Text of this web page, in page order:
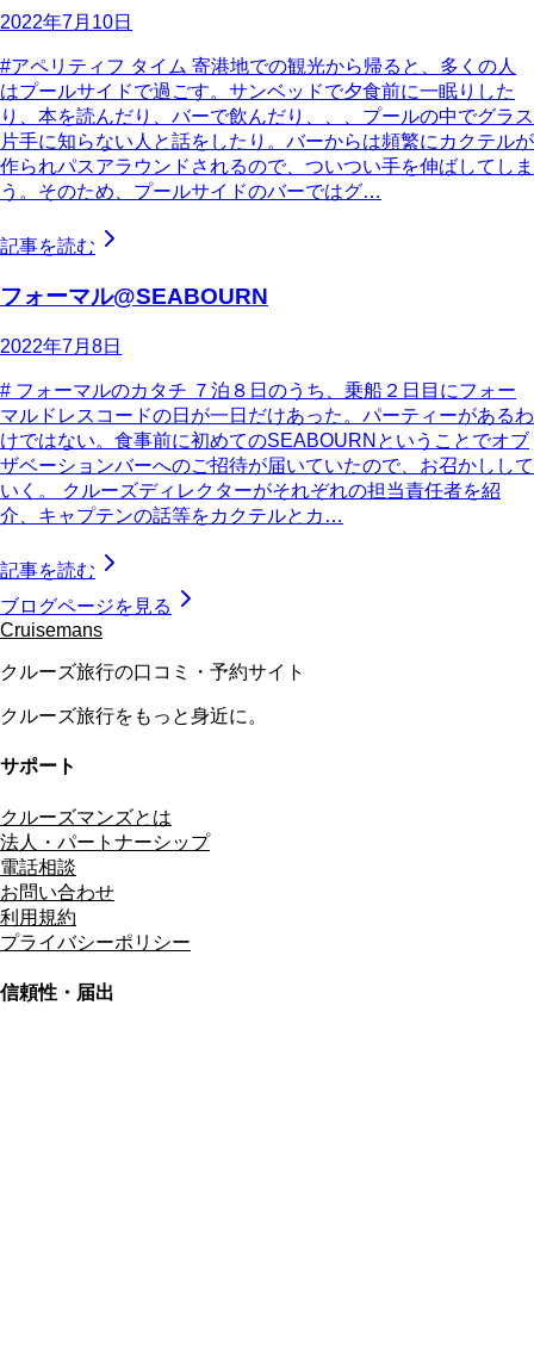
2022年7月10日
#アペリティフ タイム 寄港地での観光から帰ると、多くの人
はプールサイドで過ごす。サンベッドで夕食前に一眠りした
り、本を読んだり、バーで飲んだり、、、プールの中でグラス
片手に知らない人と話をしたり。バーからは頻繁にカクテルが
作られパスアラウンドされるので、ついつい手を伸ばしてしま
う。そのため、プールサイドのバーではグ…
記事を読む
フォーマル@SEABOURN
2022年7月8日
# フォーマルのカタチ ７泊８日のうち、乗船２日目にフォー
マルドレスコードの日が一日だけあった。パーティーがあるわ
けではない。食事前に初めてのSEABOURNということでオブ
ザベーションバーへのご招待が届いていたので、お召かしして
いく。 クルーズディレクターがそれぞれの担当責任者を紹
介、キャプテンの話等をカクテルとカ…
記事を読む
ブログページを見る
Cruisemans
クルーズ旅行の口コミ・予約サイト
クルーズ旅行をもっと身近に。
サポート
クルーズマンズとは
法人・パートナーシップ
電話相談
お問い合わせ
利用規約
プライバシーポリシー
信頼性・届出